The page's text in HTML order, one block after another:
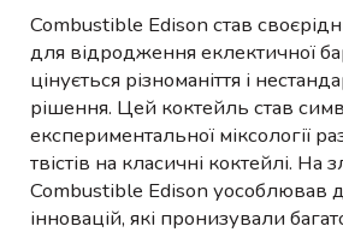
Combustible Edison став
для відродження еклектичної
цінується різноманіття і
рішення. Цей коктейль став
експериментальної міксології
твістів на класичні коктейлі. На
Combustible Edison уособлював
інновацій, які пронизували